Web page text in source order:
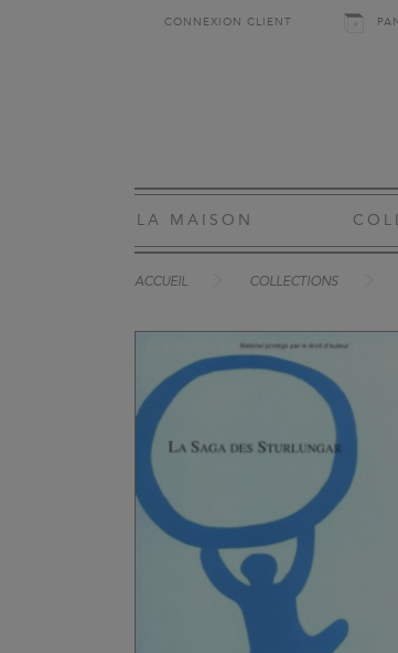
CONNEXION CLIENT
LA MAISON
ACCUEIL COLLECTIONS